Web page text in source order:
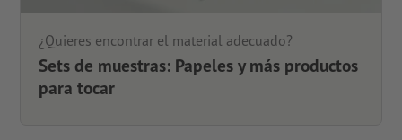
¿Quieres encontrar el material adecuado?
Sets de muestras: Papeles y más productos
para tocar